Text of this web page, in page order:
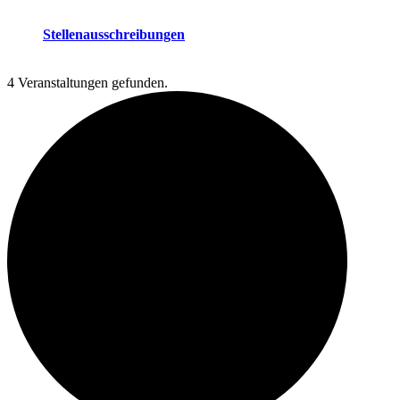
Stellenausschreibungen
4 Veranstaltungen gefunden.